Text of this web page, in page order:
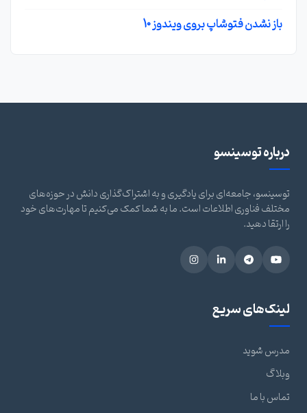
باز نشدن فتوشاپ بروی ویندوز 10
درباره توسینسو
توسینسو، جامعه‌ای برای یادگیری و به اشتراک‌گذاری دانش در حوزه‌های
مختلف فناوری اطلاعات است. ما به شما کمک می‌کنیم تا مهارت‌های خود
را ارتقا دهید.
لینک‌های سریع
مدرس شوید
وبلاگ
تماس با ما